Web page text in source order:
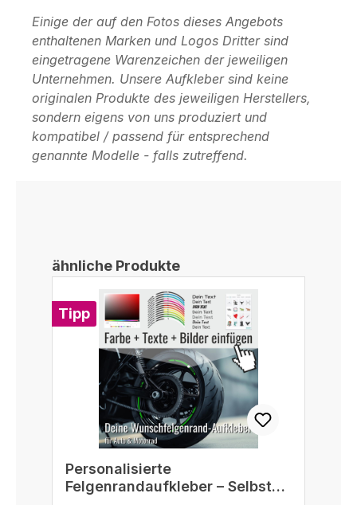
Einige der auf den Fotos dieses Angebots
enthaltenen Marken und Logos Dritter sind
eingetragene Warenzeichen der jeweiligen
Unternehmen. Unsere Aufkleber sind keine
originalen Produkte des jeweiligen Herstellers,
sondern eigens von uns produziert und
kompatibel / passend für entsprechend
genannte Modelle - falls zutreffend.
Produktgalerie überspringen
ähnliche Produkte
Tipp
Personalisierte
Felgenrandaufkleber – Selbst